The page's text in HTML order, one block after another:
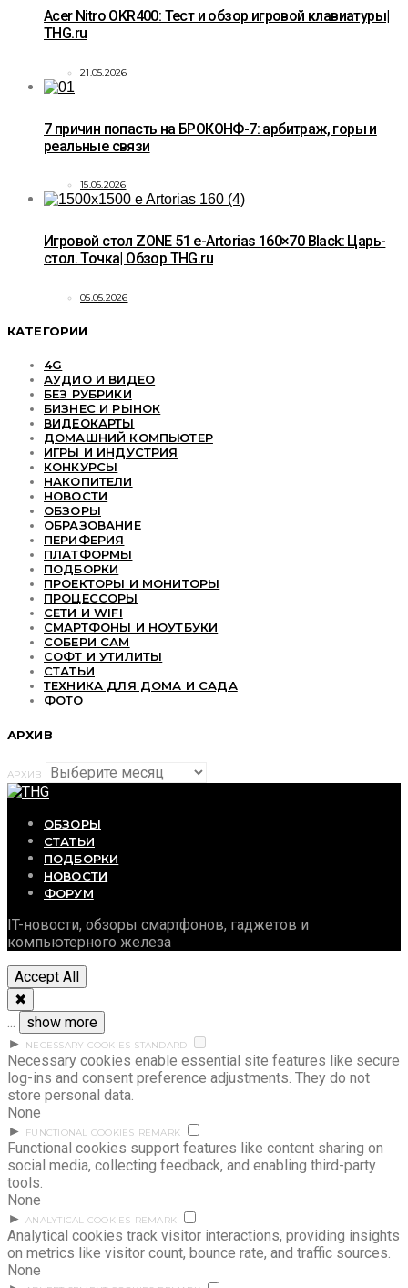
Acer Nitro OKR400: Тест и обзор игровой клавиатуры|
THG.ru
21.05.2026
7 причин попасть на БРОКОНФ-7: арбитраж, горы и
реальные связи
15.05.2026
Игровой стол ZONE 51 e-Artorias 160×70 Black: Царь-
стол. Точка| Обзор THG.ru
05.05.2026
КАТЕГОРИИ
4G
АУДИО И ВИДЕО
БЕЗ РУБРИКИ
БИЗНЕС И РЫНОК
ВИДЕОКАРТЫ
ДОМАШНИЙ КОМПЬЮТЕР
ИГРЫ И ИНДУСТРИЯ
КОНКУРСЫ
НАКОПИТЕЛИ
НОВОСТИ
ОБЗОРЫ
ОБРАЗОВАНИЕ
ПЕРИФЕРИЯ
ПЛАТФОРМЫ
ПОДБОРКИ
ПРОЕКТОРЫ И МОНИТОРЫ
ПРОЦЕССОРЫ
СЕТИ И WIFI
СМАРТФОНЫ И НОУТБУКИ
СОБЕРИ САМ
СОФТ И УТИЛИТЫ
СТАТЬИ
ТЕХНИКА ДЛЯ ДОМА И САДА
ФОТО
АРХИВ
АРХИВ
ОБЗОРЫ
СТАТЬИ
ПОДБОРКИ
НОВОСТИ
ФОРУМ
IT-новости, обзоры смартфонов, гаджетов и
компьютерного железа
Accept All
✖
show more
►
NECESSARY COOKIES STANDARD
Necessary cookies enable essential site features like secure
log-ins and consent preference adjustments. They do not
store personal data.
None
►
FUNCTIONAL COOKIES REMARK
Functional cookies support features like content sharing on
social media, collecting feedback, and enabling third-party
tools.
None
► ANALYTICAL COOKIES REMARK
Analytical cookies track visitor interactions, providing insights
on metrics like visitor count, bounce rate, and traffic sources.
None